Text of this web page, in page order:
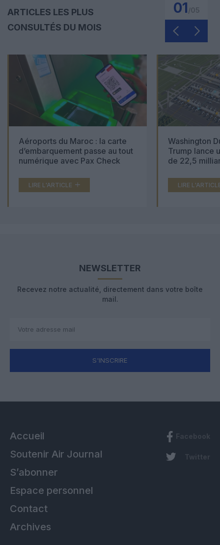
ARTICLES LES PLUS
CONSULTÉS DU MOIS
01
Aéroports du Maroc : la carte
d’embarquement passe au tout
numérique avec Pax Check
LIRE L'ARTICLE
Washington
Trump lance
de 22,5
LIRE
NEWSLETTER
Recevez notre actualité, directement dans votre boîte
mail.
S'INSCRIRE
Accueil
Soutenir Air Journal
S’abonner
Espace personnel
Contact
Archives